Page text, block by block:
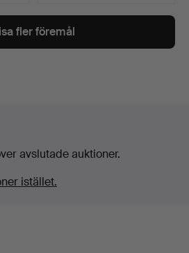
fler föremål
avslutade auktioner.
istället.